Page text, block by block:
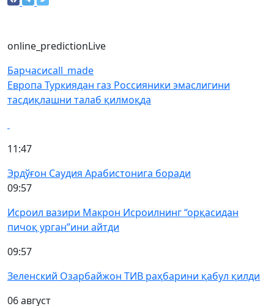
online_predictionLive
Барчасиcall_made
Европа Туркиядан газ Россияники эмаслигини
тасдиқлашни талаб қилмоқда
11:47
Эрдўғон Саудия Арабистонига боради
09:57
Исроил вазири Макрон Исроилнинг “орқасидан
пичоқ урган”ини айтди
09:57
Зеленский Озарбайжон ТИВ раҳбарини қабул қилди
06 август